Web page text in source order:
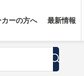
ーの方へ 最新情報